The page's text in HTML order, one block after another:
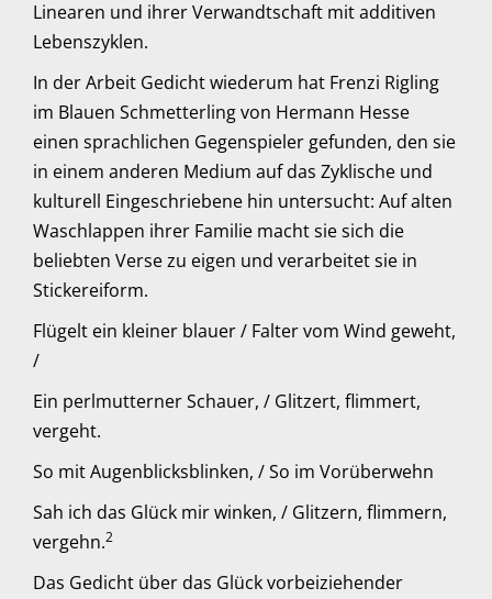
Linearen und ihrer Verwandtschaft mit additiven
Lebenszyklen.
In der Arbeit Gedicht wiederum hat Frenzi Rigling
im Blauen Schmetterling von Hermann Hesse
einen sprachlichen Gegenspieler gefunden, den sie
in einem anderen Medium auf das Zyklische und
kulturell Eingeschriebene hin untersucht: Auf alten
Waschlappen ihrer Familie macht sie sich die
beliebten Verse zu eigen und verarbeitet sie in
Stickereiform.
Flügelt ein kleiner blauer / Falter vom Wind geweht,
/
Ein perlmutterner Schauer, / Glitzert, flimmert,
vergeht.
So mit Augenblicksblinken, / So im Vorüberwehn
Sah ich das Glück mir winken, / Glitzern, flimmern,
vergehn.2
Das Gedicht über das Glück vorbeiziehender